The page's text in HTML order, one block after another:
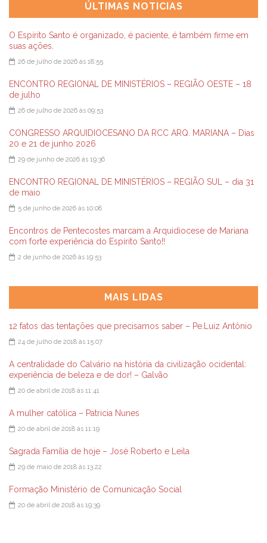
ÚLTIMAS NOTICIAS
O Espírito Santo é organizado, é paciente, é também firme em
suas ações.
26 de julho de 2026 às 18:55
ENCONTRO REGIONAL DE MINISTÉRIOS – REGIÃO OESTE – 18
de julho
26 de julho de 2026 às 09:53
CONGRESSO ARQUIDIOCESANO DA RCC ARQ. MARIANA – Dias
20 e 21 de junho 2026
29 de junho de 2026 às 19:36
ENCONTRO REGIONAL DE MINISTÉRIOS – REGIÃO SUL – dia 31
de maio
5 de junho de 2026 às 10:08
Encontros de Pentecostes marcam a Arquidiocese de Mariana
com forte experiência do Espírito Santo!!
2 de junho de 2026 às 19:53
MAIS LIDAS
12 fatos das tentações que precisamos saber – Pe.Luiz Antônio
24 de julho de 2018 às 15:07
A centralidade do Calvário na história da civilização ocidental:
experiência de beleza e de dor! – Galvão
20 de abril de 2018 às 11:41
A mulher católica – Patricia Nunes
20 de abril de 2018 às 11:19
Sagrada Família de hoje – José Roberto e Leila
29 de maio de 2018 às 13:22
Formação Ministério de Comunicação Social
20 de abril de 2018 às 19:39